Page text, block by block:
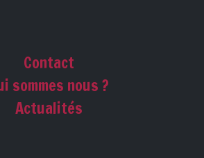
Contact
sommes nous ?
Actualités